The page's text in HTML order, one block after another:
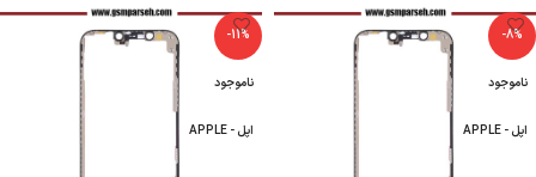
-8%
ناموجود
اپل - APPLE
-11%
ناموجود
اپل - APPLE